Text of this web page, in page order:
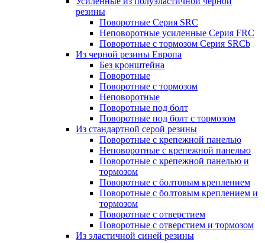
резины
Поворотные Серия SRC
Неповоротные усиленные Серия FRC
Поворотные с тормозом Серия SRCb
Из черной резины Европа
Без кронштейна
Поворотные
Поворотные с тормозом
Неповоротные
Поворотные под болт
Поворотные под болт с тормозом
Из стандартной серой резины
Поворотные с крепежной панелью
Неповоротные с крепежной панелью
Поворотные с крепежной панелью и
тормозом
Поворотные с болтовым креплением
Поворотные с болтовым креплением и
тормозом
Поворотные с отверстием
Поворотные с отверстием и тормозом
Из эластичной синей резины